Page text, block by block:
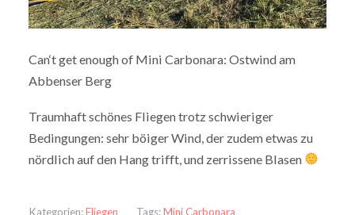
Can‘t get enough of Mini Carbonara: Ostwind am
Abbenser Berg
Traumhaft schönes Fliegen trotz schwieriger
Bedingungen: sehr böiger Wind, der zudem etwas zu
nördlich auf den Hang trifft, und zerrissene Blasen
Kategorien:Fliegen Tags:Mini Carbonara